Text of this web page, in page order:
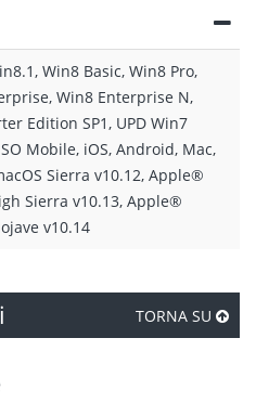
Win8 Basic, Win8 Pro,
Win8 Enterprise N,
Edition SP1, UPD Win7
Mobile, iOS, Android, Mac,
Sierra v10.12, Apple®
Sierra v10.13, Apple®
v10.14
TORNA SU